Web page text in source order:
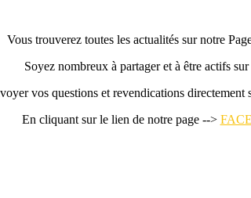
Vous trouverez toutes les actualités sur notre
Soyez nombreux à partager et à être actifs sur
vos questions et revendications
En cliquant sur le lien de notre page -->